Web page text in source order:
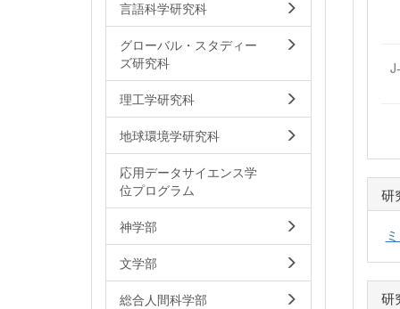
研
研
言語科学研究科
グローバル・スタディー
ズ研究科
理工学研究科
地球環境学研究科
応用データサイエンス学
位プログラム
神学部
文学部
総合人間科学部